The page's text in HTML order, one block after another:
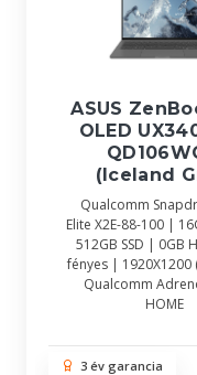
ASUS
OLED
(Iceland
Qualcomm
Elite X2E-88-100 |
512GB SSD | 0GB
fényes | 1920X1200
Qualcomm
HOME
3 év garancia